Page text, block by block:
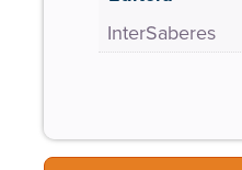
InterSaberes